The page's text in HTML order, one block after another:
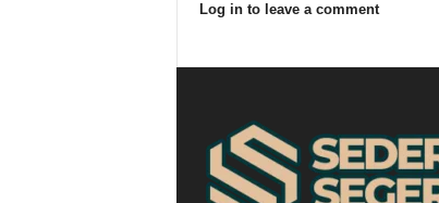
Log in to leave a comment